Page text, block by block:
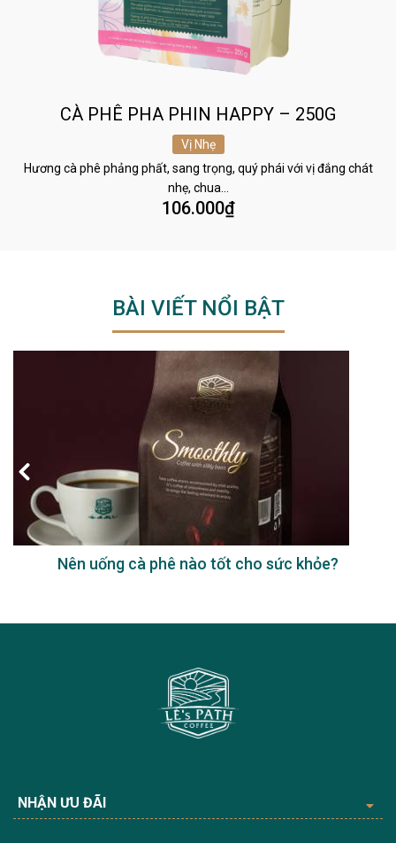
CÀ PHÊ PHA PHIN HAPPY – 250G
Vị Nhẹ
Hương cà phê phảng phất, sang trọng, quý phái với vị đắng chát
nhẹ, chua…
106.000₫
BÀI VIẾT NỔI BẬT
Nên uống cà phê nào tốt cho sức khỏe?
NHẬN ƯU ĐÃI